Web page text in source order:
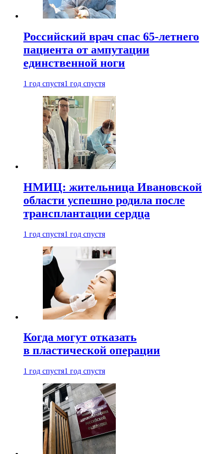
Российский врач спас 65-летнего
пациента от ампутации
единственной ноги
1 год спустя1 год спустя
НМИЦ: жительница Ивановской
области успешно родила после
трансплантации сердца
1 год спустя1 год спустя
Когда могут отказать
в пластической операции
1 год спустя1 год спустя